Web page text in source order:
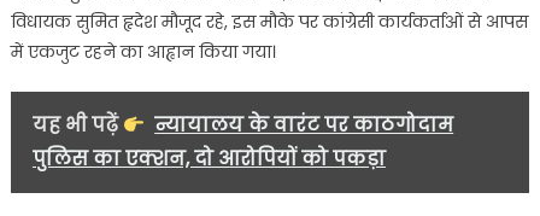
सुमित
विधायक सुमित हृदेश मौजूद रहे, इस मौके पर कांग्रेसी कार्यकर्ताओं से आपस
में एकजुट रहने का आह्वान किया गया।
यह भी पढ़ें
न्यायालय के वारंट पर काठगोदाम
पुलिस का एक्शन, दो आरोपियों को पकड़ा